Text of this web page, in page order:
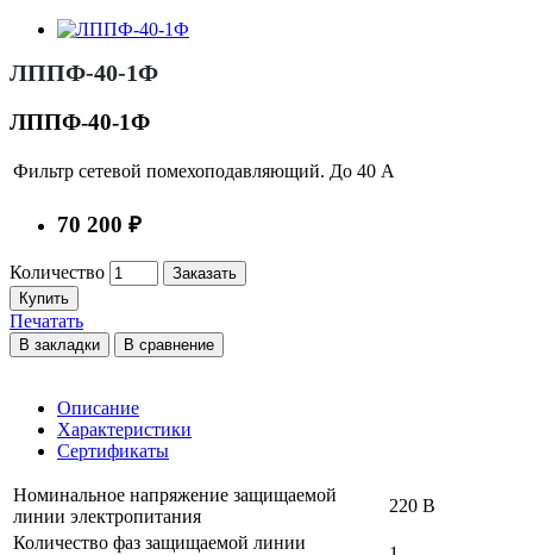
ЛППФ-40-1Ф
ЛППФ-40-1Ф
Фильтр сетевой помехоподавляющий. До 40 А
70 200 ₽
Количество
Заказать
Купить
Печатать
В закладки В сравнение
Описание
Характеристики
Сертификаты
Номинальное напряжение защищаемой
линии электропитания
220 В
Количество фаз защищаемой линии